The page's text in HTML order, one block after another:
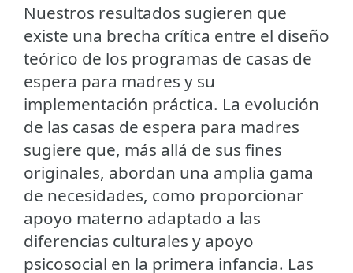
Nuestros resultados sugieren que
existe una brecha crítica entre el diseño
teórico de los programas de casas de
espera para madres y su
implementación práctica. La evolución
de las casas de espera para madres
sugiere que, más allá de sus fines
originales, abordan una amplia gama
de necesidades, como proporcionar
apoyo materno adaptado a las
diferencias culturales y apoyo
psicosocial en la primera infancia. Las